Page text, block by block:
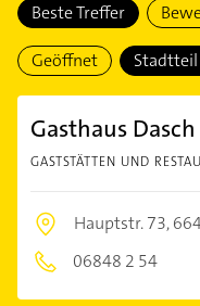
Beste Treffer
Geöffnet Stadtteil
Gasthaus Dasch
GASTSTÄTTEN UND
Hauptstr. 73,
06848 2 54